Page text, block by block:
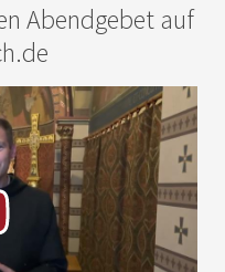
Abendgebet auf